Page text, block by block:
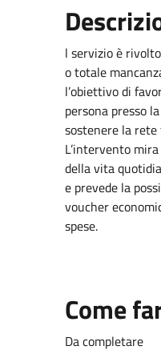
l servizio è
o totale
l’obiettivo di
persona presso
sostenere la
L’intervento
della vita
e prevede la
voucher
spese.
Come
Da completare